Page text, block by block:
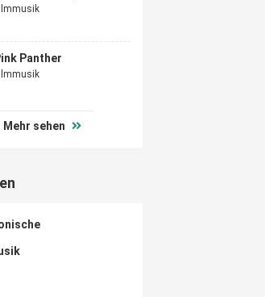
Panther
Mehr sehen